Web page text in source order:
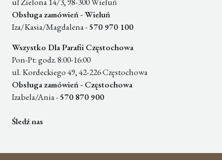
Obsługa zamówień - Wieluń
Iza/Kasia/Magdalena - 570 970 100
Wszystko Dla Parafii Częstochowa
Pon-Pt: godz. 8:00-16:00
ul. Kordeckiego 49, 42-226 Częstochowa
Obsługa zamówień - Częstochowa
Izabela/Ania - 570 870 900
Śledź nas